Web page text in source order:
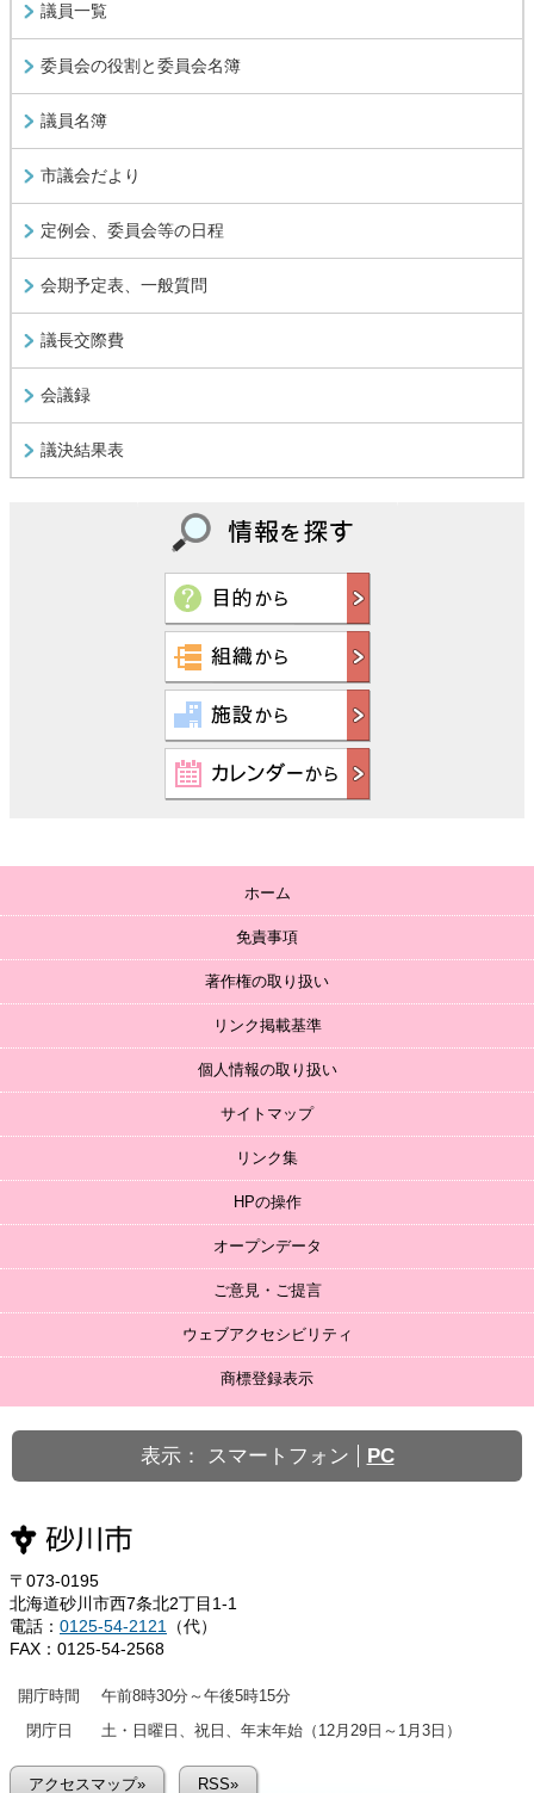
議員一覧
委員会の役割と委員会名簿
議員名簿
市議会だより
定例会、委員会等の日程
会期予定表、一般質問
議長交際費
会議録
議決結果表
ホーム
免責事項
著作権の取り扱い
リンク掲載基準
個人情報の取り扱い
サイトマップ
リンク集
HPの操作
オープンデータ
ご意見・ご提言
ウェブアクセシビリティ
商標登録表示
表示： スマートフォン PC
〒073-0195
北海道砂川市西7条北2丁目1-1
電話： 0125-54-2121
（代）
FAX：0125-54-2568
開庁時間
午前8時30分～午後5時15分
閉庁日
土・日曜日、祝日、年末年始（12月29日～1月3日）
アクセスマップ» RSS»